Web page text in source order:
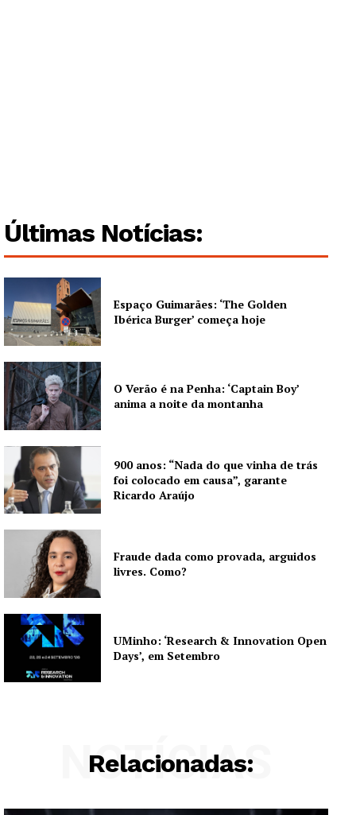
Últimas Notícias:
Espaço Guimarães: ‘The Golden
Ibérica Burger’ começa hoje
O Verão é na Penha: ‘Captain Boy’
anima a noite da montanha
900 anos: “Nada do que vinha de trás
foi colocado em causa”, garante
Ricardo Araújo
Fraude dada como provada, arguidos
livres. Como?
UMinho: ‘Research & Innovation Open
Days’, em Setembro
Relacionadas:
NOTÍCIAS